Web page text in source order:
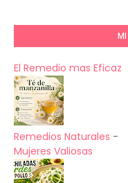
El Remedio mas Eficaz
Remedios Naturales -
Mujeres Valiosas